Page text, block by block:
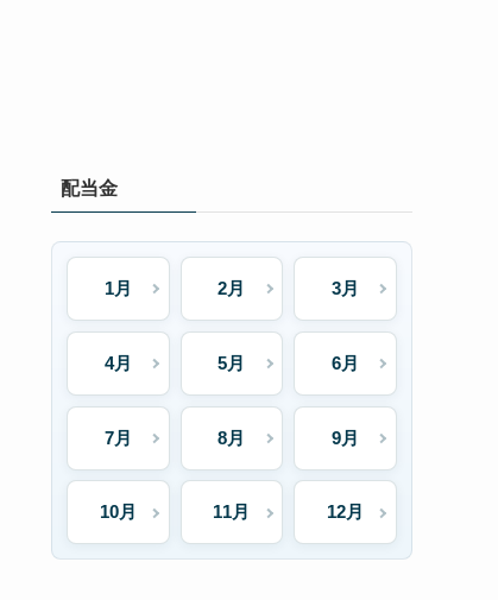
配当金
1月 2月 3月
4月 5月 6月
7月 8月 9月
10月 11月 12月